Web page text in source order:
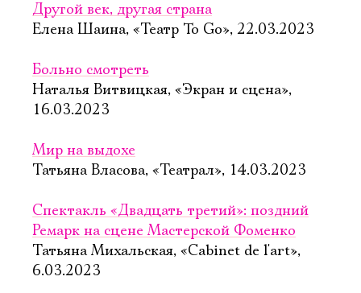
Другой век, другая страна
Елена Шаина, «Театр To Go», 22.03.2023
Больно смотреть
Наталья Витвицкая, «Экран и сцена»,
16.03.2023
Мир на выдохе
Татьяна Власова, «Театрал», 14.03.2023
Спектакль «Двадцать третий»: поздний
Ремарк на сцене Мастерской Фоменко
Татьяна Михальская, «Cabinet de l'art»,
6.03.2023